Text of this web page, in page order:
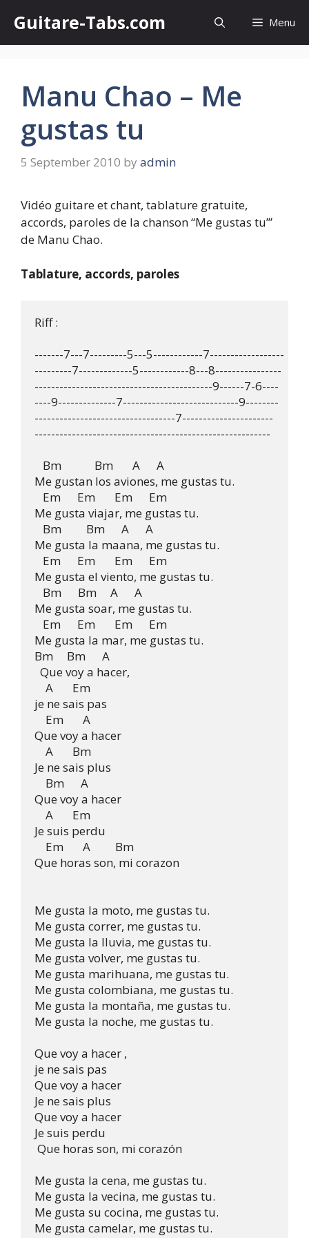
content
Guitare-Tabs.com Menu
Manu Chao – Me
gustas tu
5 September 2010 by admin
Vidéo guitare et chant, tablature gratuite,
accords, paroles de la chanson “Me gustas tu’”
de Manu Chao.
Tablature, accords, paroles
Riff :
-------7---7---------5---5------------7------------------
---------7-------------5------------8---8----------------
-------------------------------------------9------7-6----
----9--------------7----------------------------9--------
----------------------------------7----------------------
---------------------------------------------------------
   Bm            Bm       A      A
Me gustan los aviones, me gustas tu.
   Em      Em       Em      Em
Me gusta viajar, me gustas tu.
   Bm         Bm      A      A
Me gusta la maana, me gustas tu.
   Em      Em       Em      Em
Me gusta el viento, me gustas tu.
   Bm      Bm     A      A
Me gusta soar, me gustas tu.
   Em      Em       Em      Em
Me gusta la mar, me gustas tu.
Bm     Bm      A
  Que voy a hacer,
    A       Em
je ne sais pas
    Em       A
Que voy a hacer
    A       Bm
Je ne sais plus
    Bm      A
Que voy a hacer
    A       Em
Je suis perdu
    Em       A         Bm
Que horas son, mi corazon
Me gusta la moto, me gustas tu.
Me gusta correr, me gustas tu.
Me gusta la lluvia, me gustas tu.
Me gusta volver, me gustas tu.
Me gusta marihuana, me gustas tu.
Me gusta colombiana, me gustas tu.
Me gusta la montaña, me gustas tu.
Me gusta la noche, me gustas tu.
Que voy a hacer ,
je ne sais pas
Que voy a hacer
Je ne sais plus
Que voy a hacer
Je suis perdu
Que horas son, mi corazón
Me gusta la cena, me gustas tu.
Me gusta la vecina, me gustas tu.
Me gusta su cocina, me gustas tu.
Me gusta camelar, me gustas tu.